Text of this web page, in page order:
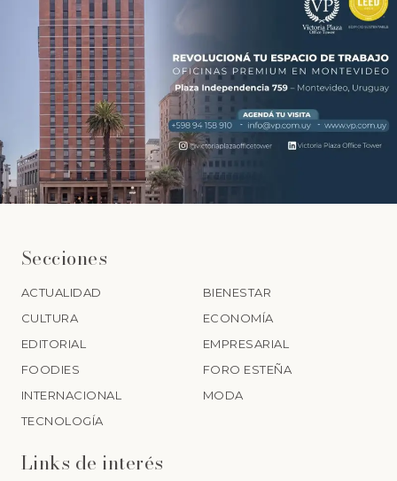
Secciones
ACTUALIDAD
BIENESTAR
CULTURA
ECONOMÍA
EDITORIAL
EMPRESARIAL
FOODIES
FORO ESTEÑA
INTERNACIONAL
MODA
TECNOLOGÍA
Links de interés